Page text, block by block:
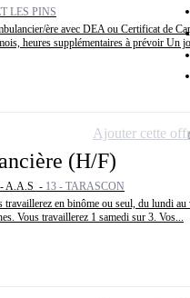
LES PINS
ère avec DEA ou Certificat de
heures supplémentaires à prévoir Un
(H/F)
A.A.S - 13 - TARASCON
en binôme ou seul, du lundi
Vous travaillerez 1 samedi sur 3. Vos...
Ajouter cette